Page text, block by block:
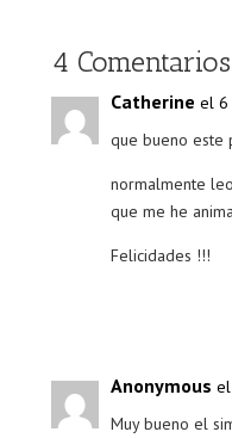
4 Comentarios
Catherine el 6
que bueno este
normalmente
que me he
Felicidades !!!
Anonymous
Muy bueno el